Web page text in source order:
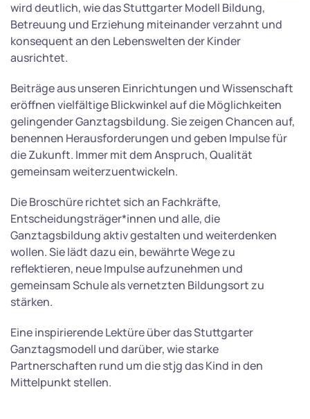
wird deutlich, wie das Stuttgarter Modell Bildung,
Betreuung und Erziehung miteinander verzahnt und
konsequent an den Lebenswelten der Kinder
ausrichtet.
Beiträge aus unseren Einrichtungen und Wissenschaft
eröffnen vielfältige Blickwinkel auf die Möglichkeiten
gelingender Ganztagsbildung. Sie zeigen Chancen auf,
benennen Herausforderungen und geben Impulse für
die Zukunft. Immer mit dem Anspruch, Qualität
gemeinsam weiterzuentwickeln.
Die Broschüre richtet sich an Fachkräfte,
Entscheidungsträger*innen und alle, die
Ganztagsbildung aktiv gestalten und weiterdenken
wollen. Sie lädt dazu ein, bewährte Wege zu
reflektieren, neue Impulse aufzunehmen und
gemeinsam Schule als vernetzten Bildungsort zu
stärken.
Eine inspirierende Lektüre über das Stuttgarter
Ganztagsmodell und darüber, wie starke
Partnerschaften rund um die stjg das Kind in den
Mittelpunkt stellen.